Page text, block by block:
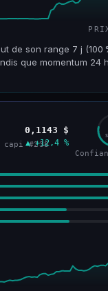
de son range 7 j (100
que momentum 24
VOLUME
VAR. 30
+211,4 %
#193
capi #238
0,1143 $
▲ +12,4 %